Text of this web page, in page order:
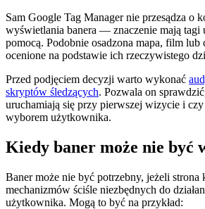
Sam Google Tag Manager nie przesądza o
wyświetlania banera — znaczenie mają tagi
pomocą. Podobnie osadzona mapa, film lub
ocenione na podstawie ich rzeczywistego
Przed podjęciem decyzji warto wykonać
skryptów śledzących. Pozwala on
uruchamiają się przy pierwszej wizycie i
wyborem użytkownika.
Kiedy baner może nie być
Baner może nie być potrzebny, jeżeli strona
mechanizmów ściśle niezbędnych do
użytkownika. Mogą to być na przykład: